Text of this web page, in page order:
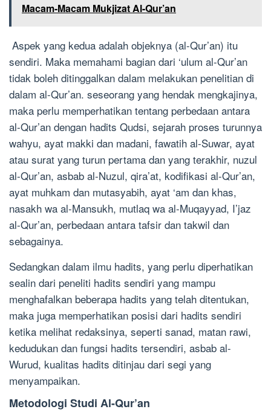
Macam-Macam Mukjizat Al-Qur’an
Aspek yang kedua adalah objeknya (al-Qur’an) itu
sendiri. Maka memahami bagian dari ‘ulum al-Qur’an
tidak boleh ditinggalkan dalam melakukan penelitian di
dalam al-Qur’an. seseorang yang hendak mengkajinya,
maka perlu memperhatikan tentang perbedaan antara
al-Qur’an dengan hadits Qudsi, sejarah proses turunnya
wahyu, ayat makki dan madani, fawatih al-Suwar, ayat
atau surat yang turun pertama dan yang terakhir, nuzul
al-Qur’an, asbab al-Nuzul, qira’at, kodifikasi al-Qur’an,
ayat muhkam dan mutasyabih, ayat ‘am dan khas,
nasakh wa al-Mansukh, mutlaq wa al-Muqayyad, I’jaz
al-Qur’an, perbedaan antara tafsir dan takwil dan
sebagainya.
Sedangkan dalam ilmu hadits, yang perlu diperhatikan
sealin dari peneliti hadits sendiri yang mampu
menghafalkan beberapa hadits yang telah ditentukan,
maka juga memperhatikan posisi dari hadits sendiri
ketika melihat redaksinya, seperti sanad, matan rawi,
kedudukan dan fungsi hadits tersendiri, asbab al-
Wurud, kualitas hadits ditinjau dari segi yang
menyampaikan.
Metodologi Studi Al-Qur’an